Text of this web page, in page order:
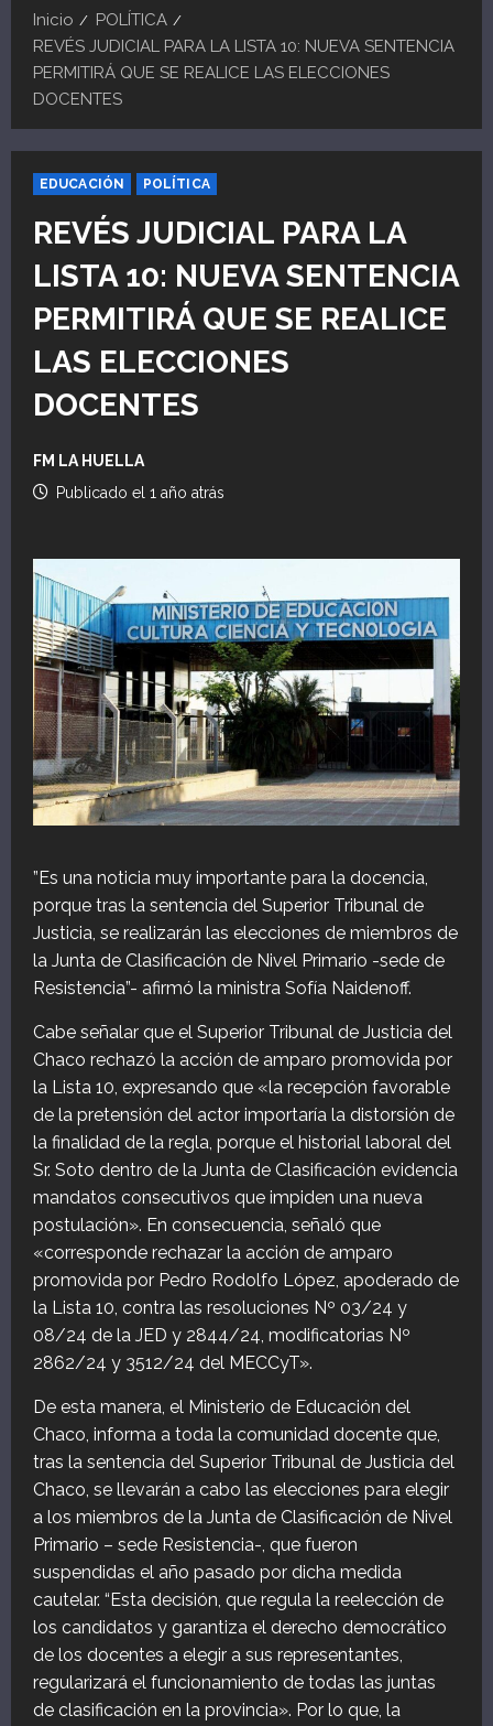
Inicio
POLÍTICA
REVÉS JUDICIAL PARA LA LISTA 10: NUEVA SENTENCIA
PERMITIRÁ QUE SE REALICE LAS ELECCIONES
DOCENTES
EDUCACIÓN POLÍTICA
REVÉS JUDICIAL PARA LA
LISTA 10: NUEVA SENTENCIA
PERMITIRÁ QUE SE REALICE
LAS ELECCIONES
DOCENTES
FM LA HUELLA
Publicado el 1 año atrás
”Es una noticia muy importante para la docencia,
porque tras la sentencia del Superior Tribunal de
Justicia, se realizarán las elecciones de miembros de
la Junta de Clasificación de Nivel Primario -sede de
Resistencia”- afirmó la ministra Sofía Naidenoff.
Cabe señalar que el Superior Tribunal de Justicia del
Chaco rechazó la acción de amparo promovida por
la Lista 10, expresando que «la recepción favorable
de la pretensión del actor importaría la distorsión de
la finalidad de la regla, porque el historial laboral del
Sr. Soto dentro de la Junta de Clasificación evidencia
mandatos consecutivos que impiden una nueva
postulación». En consecuencia, señaló que
«corresponde rechazar la acción de amparo
promovida por Pedro Rodolfo López, apoderado de
la Lista 10, contra las resoluciones Nº 03/24 y
08/24 de la JED y 2844/24, modificatorias Nº
2862/24 y 3512/24 del MECCyT».
De esta manera, el Ministerio de Educación del
Chaco, informa a toda la comunidad docente que,
tras la sentencia del Superior Tribunal de Justicia del
Chaco, se llevarán a cabo las elecciones para elegir
a los miembros de la Junta de Clasificación de Nivel
Primario – sede Resistencia-, que fueron
suspendidas el año pasado por dicha medida
cautelar. “Esta decisión, que regula la reelección de
los candidatos y garantiza el derecho democrático
de los docentes a elegir a sus representantes,
regularizará el funcionamiento de todas las juntas
de clasificación en la provincia». Por lo que, la